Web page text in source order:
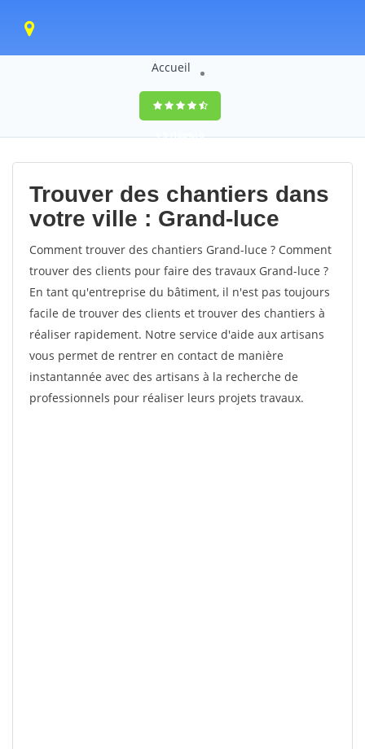
Accueil
9,5(100%)0
votes
Trouver des chantiers dans
votre ville : Grand-luce
Comment trouver des chantiers Grand-luce ? Comment
trouver des clients pour faire des travaux Grand-luce ?
En tant qu'entreprise du bâtiment, il n'est pas toujours
facile de trouver des clients et trouver des chantiers à
réaliser rapidement. Notre service d'aide aux artisans
vous permet de rentrer en contact de manière
instantannée avec des artisans à la recherche de
professionnels pour réaliser leurs projets travaux.